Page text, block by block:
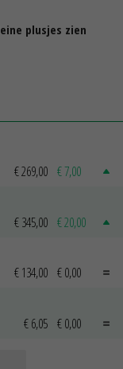
plusjes zien
€ 269,00 € 7,00
€ 345,00 € 20,00
€ 134,00 € 0,00
€ 6,05 € 0,00